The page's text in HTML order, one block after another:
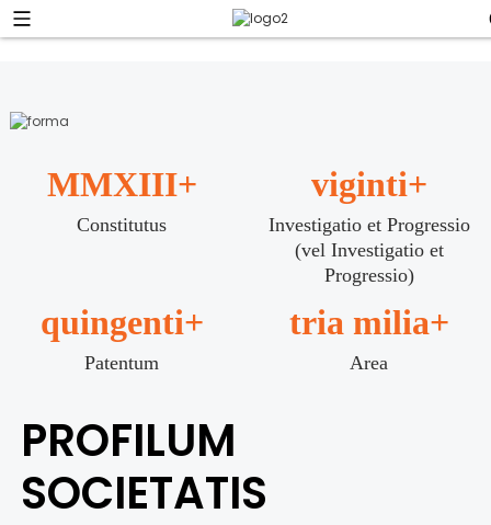
MMXIII+
Constitutus
viginti+
Investigatio et Progressio
(vel Investigatio et
Progressio)
quingenti+
Patentum
tria milia+
Area
PROFILUM
SOCIETATIS